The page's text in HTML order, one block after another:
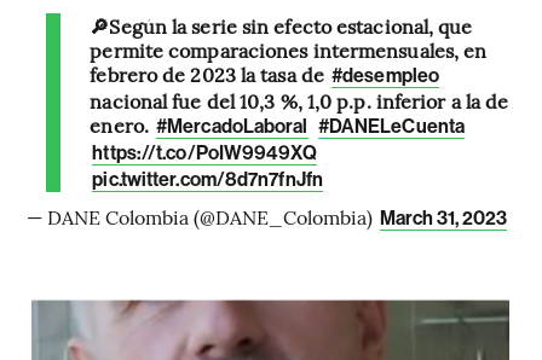
🔎Según la serie sin efecto estacional, que
permite comparaciones intermensuales, en
febrero de 2023 la tasa de #desempleo
nacional fue del 10,3 %, 1,0 p.p. inferior a la de
enero. #MercadoLaboral #DANELeCuenta
https://t.co/PoIW9949XQ
pic.twitter.com/8d7n7fnJfn
— DANE Colombia (@DANE_Colombia) March 31, 2023